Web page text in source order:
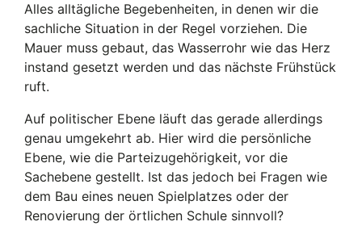
Alles alltägliche Begebenheiten, in denen wir die
sachliche Situation in der Regel vorziehen. Die
Mauer muss gebaut, das Wasserrohr wie das Herz
instand gesetzt werden und das nächste Frühstück
ruft.
Auf politischer Ebene läuft das gerade allerdings
genau umgekehrt ab. Hier wird die persönliche
Ebene, wie die Parteizugehörigkeit, vor die
Sachebene gestellt. Ist das jedoch bei Fragen wie
dem Bau eines neuen Spielplatzes oder der
Renovierung der örtlichen Schule sinnvoll?